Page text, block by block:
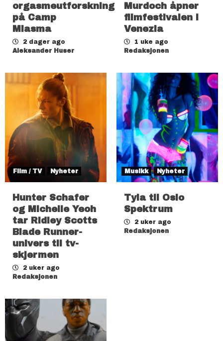
orgasmeutforskning
på Camp
Miasma
2 dager ago
Aleksander Huser
Murdoch åpner
filmfestivalen i
Venezia
1 uke ago
Redaksjonen
Film / TV Nyheter
Hunter Schafer
og Michelle Yeoh
tar Ridley Scotts
Blade Runner-
univers til tv-
skjermen
2 uker ago
Redaksjonen
Musikk Nyheter
Tyla til Oslo
Spektrum
2 uker ago
Redaksjonen